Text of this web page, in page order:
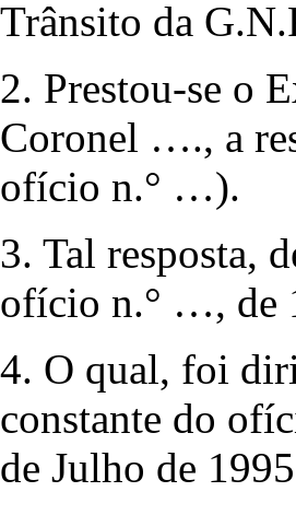
Trânsito da
2. Prestou-se o
Coronel …., a
ofício n.° …).
3. Tal resposta,
ofício n.° …, de
4. O qual, foi
constante do
de Julho de